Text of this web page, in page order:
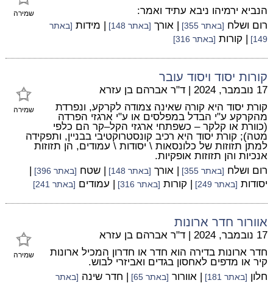
שמירה
הנביא ירמיהו ניבא עתיד ואמר:
רום ושלח [באתר 355] | אורך [באתר 148] | מידות [באתר
149]
| קורות [באתר 316]
קורות יסוד ויסוד עובר
שמירה
17 נובמבר, 2024 | ד"ר אברהם בן עזרא
קורת יסוד היא קורה שאינה צמודה לקרקע, ונפרדת
מהקרקע ע"י הבדל במפלסים או ע"י ארגזי הפרדה
(כוורת או קלקר – כשפתחי ארגזי הקל–קר הם כלפי
מטה); קורת יסוד היא רכיב קונסטרוקטיבי בבניין, ותפקידה
למתן תזוזות של כלונסאות \ יסודות \ עמודים, הן תזוזות
אנכיות והן תזוזות אופקיות.
רום ושלח [באתר 355] | אורך [באתר 148] | שטח [באתר 396]
|
יסודות [באתר 249] | קורות [באתר 316] | עמודים [באתר 241]
אוורור חדר ארונות
שמירה
17 נובמבר, 2024 | ד"ר אברהם בן עזרא
חדר ארונות בדירה הוא חדר או חדרון המכיל ארונות
קיר או מדפים לאחסון בגדים ואביזרי לבוש.
חלון [באתר 181] | אוורור [באתר 65] | חדר שינה [באתר